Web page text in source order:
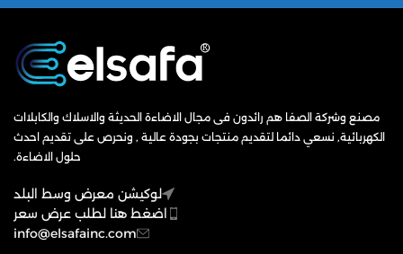
مصنع وشركة الصفا هم رائدون فى مجال الاضاءة الحديثة والاسلاك والكابلاات
الكهربائية, نسعي دائما لتقديم منتجات بجودة عالية , ونحرص على تقديم احدث
حلول الاضاءة.
لوكيشن معرض وسط البلد
اضغط هنا لطلب عرض سعر
info@elsafainc.com